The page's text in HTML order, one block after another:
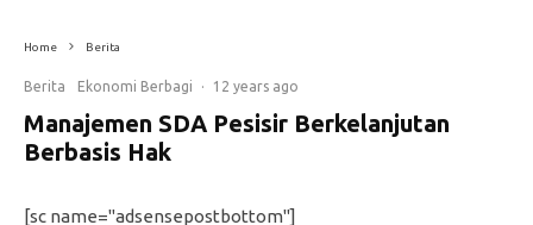
Home Berita
Berita Ekonomi Berbagi · 12 years ago
Manajemen SDA Pesisir Berkelanjutan
Berbasis Hak
[sc name="adsensepostbottom"]